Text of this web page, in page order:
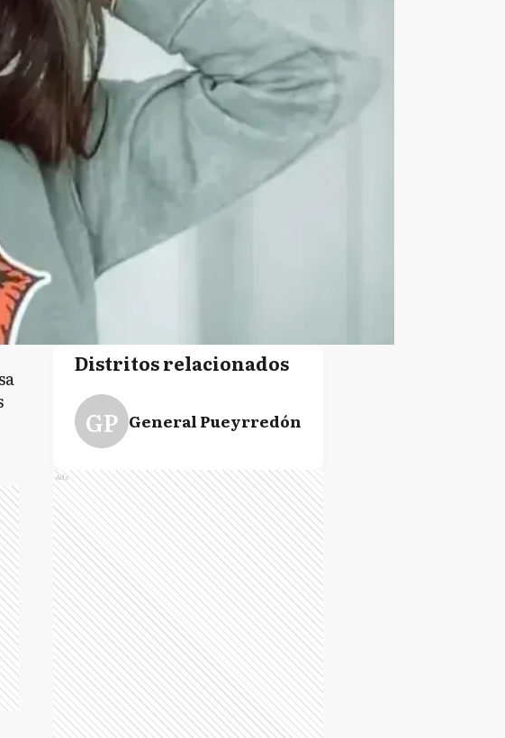
Distritos relacionados
GP General Pueyrredón
Ads